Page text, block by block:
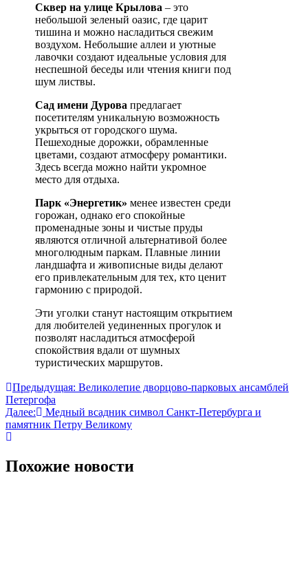
Сквер на улице Крылова – это
небольшой зеленый оазис, где царит
тишина и можно насладиться свежим
воздухом. Небольшие аллеи и уютные
лавочки создают идеальные условия для
неспешной беседы или чтения книги под
шум листвы.
Сад имени Дурова предлагает
посетителям уникальную возможность
укрыться от городского шума.
Пешеходные дорожки, обрамленные
цветами, создают атмосферу романтики.
Здесь всегда можно найти укромное
место для отдыха.
Парк «Энергетик» менее известен среди
горожан, однако его спокойные
променадные зоны и чистые пруды
являются отличной альтернативой более
многолюдным паркам. Плавные линии
ландшафта и живописные виды делают
его привлекательным для тех, кто ценит
гармонию с природой.
Эти уголки станут настоящим открытием
для любителей уединенных прогулок и
позволят насладиться атмосферой
спокойствия вдали от шумных
туристических маршрутов.
Навигация
по
записям
Предыдущая: Великолепие дворцово-парковых ансамблей
Петергофа
Далее:
Медный всадник символ Санкт-Петербурга и
памятник Петру Великому
Похожие новости